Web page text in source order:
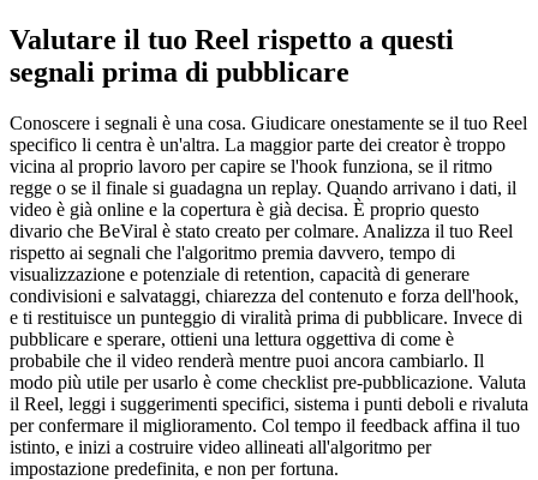
Valutare il tuo Reel rispetto a questi
segnali prima di pubblicare
Conoscere i segnali è una cosa. Giudicare onestamente se il tuo Reel
specifico li centra è un'altra. La maggior parte dei creator è troppo
vicina al proprio lavoro per capire se l'hook funziona, se il ritmo
regge o se il finale si guadagna un replay. Quando arrivano i dati, il
video è già online e la copertura è già decisa. È proprio questo
divario che BeViral è stato creato per colmare. Analizza il tuo Reel
rispetto ai segnali che l'algoritmo premia davvero, tempo di
visualizzazione e potenziale di retention, capacità di generare
condivisioni e salvataggi, chiarezza del contenuto e forza dell'hook,
e ti restituisce un punteggio di viralità prima di pubblicare. Invece di
pubblicare e sperare, ottieni una lettura oggettiva di come è
probabile che il video renderà mentre puoi ancora cambiarlo. Il
modo più utile per usarlo è come checklist pre-pubblicazione. Valuta
il Reel, leggi i suggerimenti specifici, sistema i punti deboli e rivaluta
per confermare il miglioramento. Col tempo il feedback affina il tuo
istinto, e inizi a costruire video allineati all'algoritmo per
impostazione predefinita, e non per fortuna.